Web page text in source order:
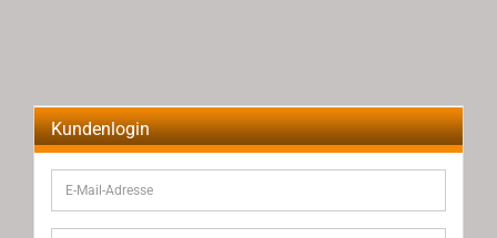
Kundenlogin
E-
Mail-
Adresse